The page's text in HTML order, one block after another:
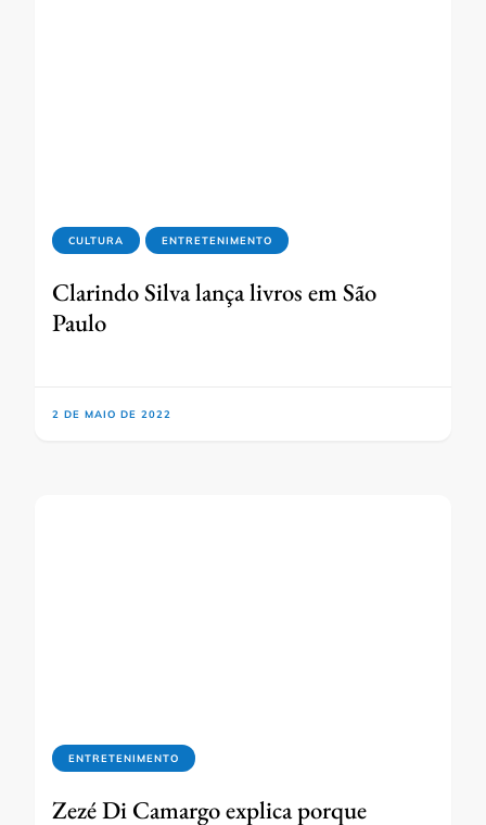
CULTURA ENTRETENIMENTO
Clarindo Silva lança livros em São
Paulo
2 DE MAIO DE 2022
ENTRETENIMENTO
Zezé Di Camargo explica porque